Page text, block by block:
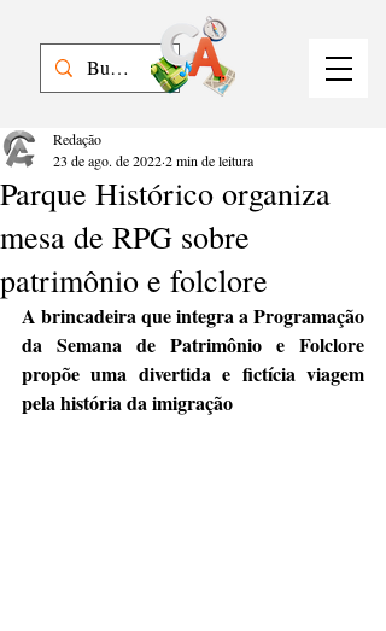
Parque Histórico organiza
mesa de RPG sobre
patrimônio e folclore
Redação
23 de ago. de 20222 min de leitura
A brincadeira que integra a Programação
da Semana de Patrimônio e Folclore
propõe uma divertida e fictícia viagem
pela história da imigração